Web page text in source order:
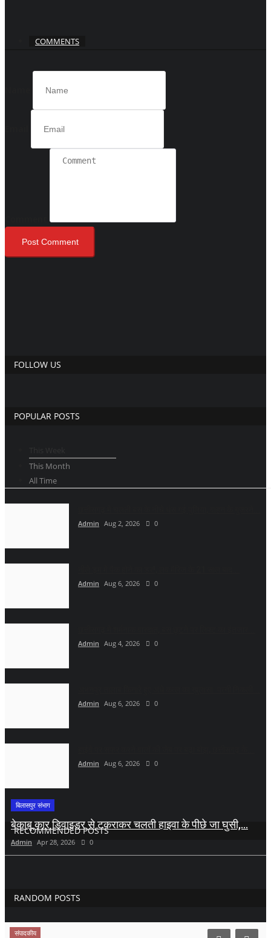
COMMENTS
Post Comment
FOLLOW US
POPULAR POSTS
This Month
All Time
Admin Aug 2, 2026 0
Admin Aug 6, 2026 0
Admin Aug 4, 2026 0
Admin Aug 6, 2026 0
Admin Aug 6, 2026 0
RECOMMENDED POSTS
बिलासपुर संभाग
बेकाबू कार डिवाइडर से टकराकर चलती हाइवा के पीछे जा घुसी,...
Admin Apr 28, 2026 0
RANDOM POSTS
संपादकीय